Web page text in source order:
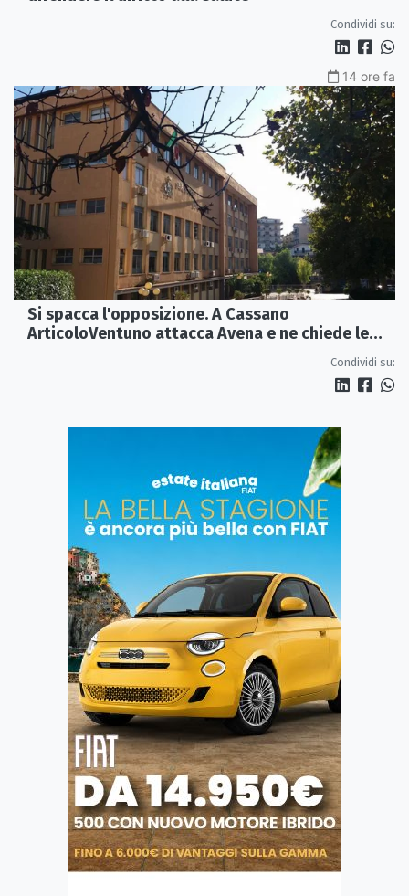
Condividi su:
14 ore fa
Si spacca l'opposizione. A Cassano
ArticoloVentuno attacca Avena e ne chiede le
Condividi su: